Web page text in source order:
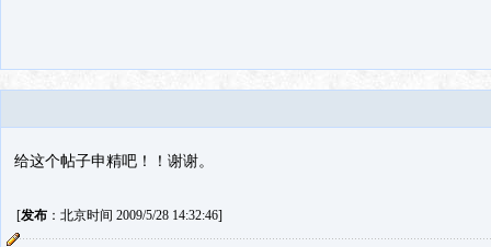
给这个帖子申精吧！！谢谢。
[发布：北京时间 2009/5/28 14:32:46]